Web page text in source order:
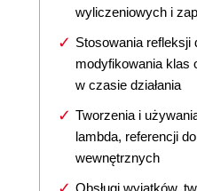
wyliczeniowych i
Stosowania refleksji
modyfikowania klas
w czasie działania
Tworzenia i
lambda, referencji
wewnętrznych